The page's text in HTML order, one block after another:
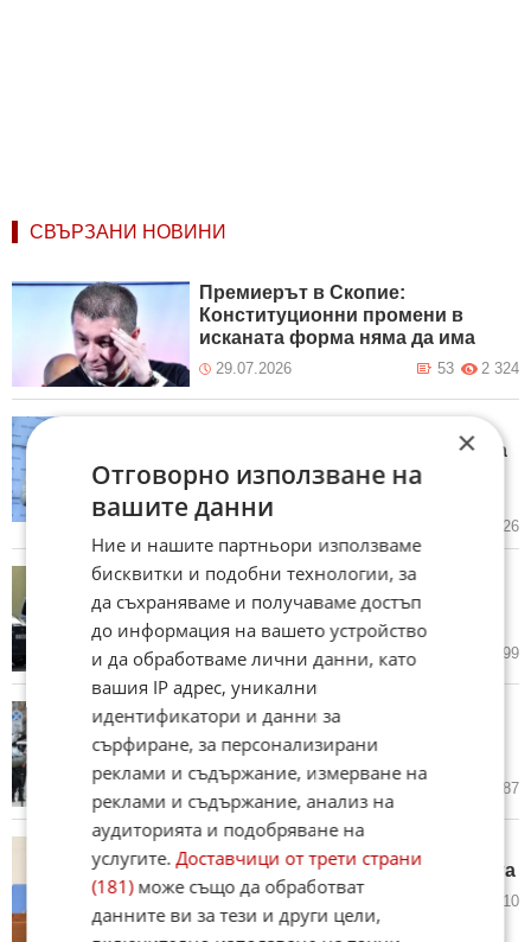
СВЪРЗАНИ НОВИНИ
Премиерът в Скопие:
Конституционни промени в
исканата форма няма да има
29.07.2026 2 324
53
аматьорски ходове! Ситуацията
в отношенията с България се
7 826
Зрелищно задържане на
"Калашниците": но защо чак
15.06.2026 3 399
Eвропа има нужда от
предлага Радев?
31.05.2026 2 587
Нов правилник: защо ПБ на
Радев реши да мачка опозицията
23.05.2026 3 010
×
Отговорно използване на
вашите данни
Ние и нашите партньори използваме
бисквитки и подобни технологии, за
да съхраняваме и получаваме достъп
до информация на вашето устройство
и да обработваме лични данни, като
вашия IP адрес, уникални
идентификатори и данни за
сърфиране, за персонализирани
реклами и съдържание, измерване на
реклами и съдържание, анализ на
аудиторията и подобряване на
услугите.Доставчици от трети страни
(181)може също да обработват
данните ви за тези и други цели,